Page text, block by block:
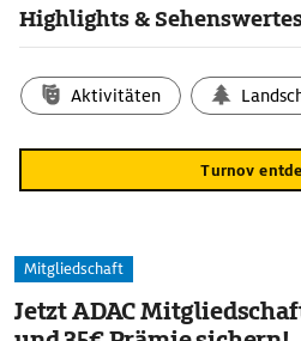
Highlights &
Aktivitäten
Turnov
Mitgliedschaft
Jetzt ADAC